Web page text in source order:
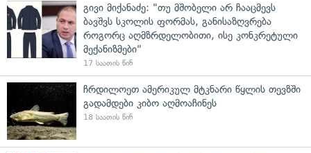
გივი მიქანაძე: "თუ მშობელი არ ჩააცმევს
ბავშვს სკოლის ფორმას, განისაზღვრება
როგორც აღმზრდელობითი, ისე კონკრეტული
მექანიზმები"
17 საათის წინ
ჩრდილოეთ ამერიკულ მტკნარი წყლის თევზში
გადამდები კიბო აღმოაჩინეს
18 საათის წინ